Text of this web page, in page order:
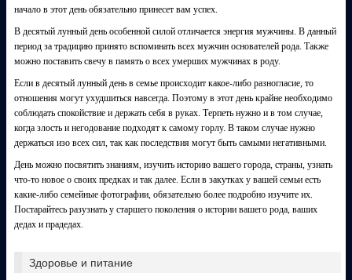
начало в этот день обязательно принесет вам успех.
В десятый лунный день особенной силой отличается энергия мужчины. В данный
период за традицию принято вспоминать всех мужчин основателей рода. Также
можно поставить свечу в память о всех умерших мужчинах в роду.
Если в десятый лунный день в семье происходит какое-либо разногласие, то
отношения могут ухудшиться навсегда. Поэтому в этот день крайне необходимо
соблюдать спокойствие и держать себя в руках. Терпеть нужно и в том случае,
когда злость и негодование подходят к самому горлу. В таком случае нужно
держаться изо всех сил, так как последствия могут быть самыми негативными.
День можно посвятить знаниям, изучить историю вашего города, страны, узнать
что-то новое о своих предках и так далее. Если в закутках у вашей семьи есть
какие-либо семейные фотографии, обязательно более подробно изучите их.
Постарайтесь разузнать у старшего поколения о истории вашего рода, ваших
дедах и прадедах.
Здоровье и питание